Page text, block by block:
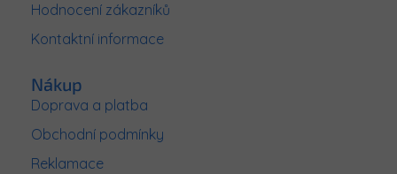
Hodnocení zákazníků
Kontaktní informace
Nákup
Doprava a platba
Obchodní podmínky
Reklamace